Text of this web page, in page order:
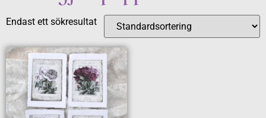
Endast ett sökresultat